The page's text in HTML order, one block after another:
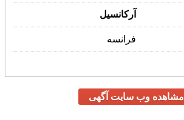
آرکانسیل
فرانسه
مشاهده وب سایت آگهی